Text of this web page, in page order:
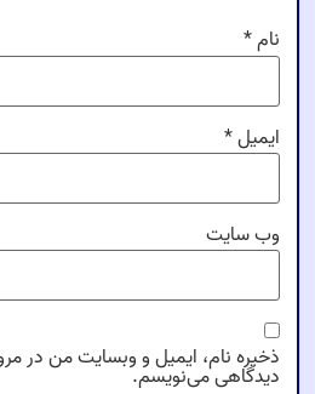
نام*
ایمیل*
وب‌ سایت
ذخیره نام، ایمیل و وبسایت من در
دیدگاهی می‌نویسم.